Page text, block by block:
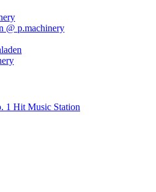
@ p.machinery
1 Hit Music Station